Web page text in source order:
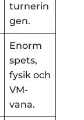
turnerin
gen.
Enorm
spets,
fysik och
VM-
vana.